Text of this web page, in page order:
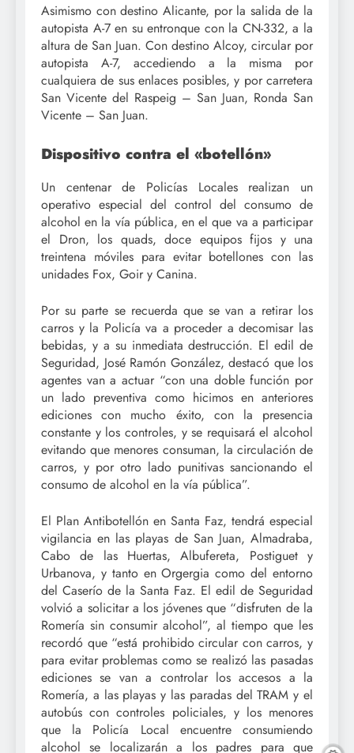
Asimismo con destino Alicante, por la salida de la
autopista A-7 en su entronque con la CN-332, a la
altura de San Juan. Con destino Alcoy, circular por
autopista A-7, accediendo a la misma por
cualquiera de sus enlaces posibles, y por carretera
San Vicente del Raspeig – San Juan, Ronda San
Vicente – San Juan.
Dispositivo contra el «botellón»
Un centenar de Policías Locales realizan un
operativo especial del control del consumo de
alcohol en la vía pública, en el que va a participar
el Dron, los quads, doce equipos fijos y una
treintena móviles para evitar botellones con las
unidades Fox, Goir y Canina.
Por su parte se recuerda que se van a retirar los
carros y la Policía va a proceder a decomisar las
bebidas, y a su inmediata destrucción. El edil de
Seguridad, José Ramón González, destacó que los
agentes van a actuar “con una doble función por
un lado preventiva como hicimos en anteriores
ediciones con mucho éxito, con la presencia
constante y los controles, y se requisará el alcohol
evitando que menores consuman, la circulación de
carros, y por otro lado punitivas sancionando el
consumo de alcohol en la vía pública”.
El Plan Antibotellón en Santa Faz, tendrá especial
vigilancia en las playas de San Juan, Almadraba,
Cabo de las Huertas, Albufereta, Postiguet y
Urbanova, y tanto en Orgergia como del entorno
del Caserío de la Santa Faz. El edil de Seguridad
volvió a solicitar a los jóvenes que “disfruten de la
Romería sin consumir alcohol”, al tiempo que les
recordó que “está prohibido circular con carros, y
para evitar problemas como se realizó las pasadas
ediciones se van a controlar los accesos a la
Romería, a las playas y las paradas del TRAM y el
autobús con controles policiales, y los menores
que la Policía Local encuentre consumiendo
alcohol se localizarán a los padres para que